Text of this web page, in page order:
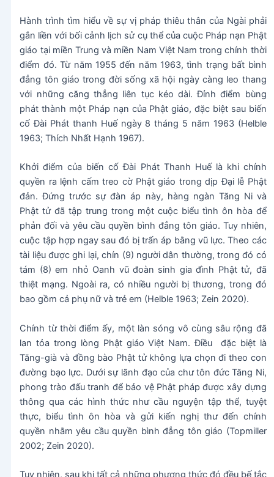
Hành trình tìm hiểu về sự vị pháp thiêu thân của Ngài phải
gắn liền với bối cảnh lịch sử cụ thể của cuộc Pháp nạn Phật
giáo tại miền Trung và miền Nam Việt Nam trong chính thời
điểm đó. Từ năm 1955 đến năm 1963, tình trạng bất bình
đẳng tôn giáo trong đời sống xã hội ngày càng leo thang
với những căng thẳng liên tục kéo dài. Đỉnh điểm bùng
phát thành một Pháp nạn của Phật giáo, đặc biệt sau biến
cố Đài Phát thanh Huế ngày 8 tháng 5 năm 1963 (Helble
1963; Thích Nhất Hạnh 1967).
Khởi điểm của biến cố Đài Phát Thanh Huế là khi chính
quyền ra lệnh cấm treo cờ Phật giáo trong dịp Đại lễ Phật
đản. Đứng trước sự đàn áp này, hàng ngàn Tăng Ni và
Phật tử đã tập trung trong một cuộc biểu tình ôn hòa để
phản đối và yêu cầu quyền bình đẳng tôn giáo. Tuy nhiên,
cuộc tập hợp ngay sau đó bị trấn áp bằng vũ lực. Theo các
tài liệu được ghi lại, chín (9) người dân thường, trong đó có
tám (8) em nhỏ Oanh vũ đoàn sinh gia đình Phật tử, đã
thiệt mạng. Ngoài ra, có nhiều người bị thương, trong đó
bao gồm cả phụ nữ và trẻ em (Helble 1963; Zein 2020).
Chính từ thời điểm ấy, một làn sóng vô cùng sâu rộng đã
lan tỏa trong lòng Phật giáo Việt Nam. Điều đặc biệt là
Tăng-già và đồng bào Phật tử không lựa chọn đi theo con
đường bạo lực. Dưới sự lãnh đạo của chư tôn đức Tăng Ni,
phong trào đấu tranh để bảo vệ Phật pháp được xây dựng
thông qua các hình thức như cầu nguyện tập thể, tuyệt
thực, biểu tình ôn hòa và gửi kiến nghị thư đến chính
quyền nhằm yêu cầu quyền bình đẳng tôn giáo (Topmiller
2002; Zein 2020).
Tuy nhiên, sau khi tất cả những phương thức đó đều bế tắc